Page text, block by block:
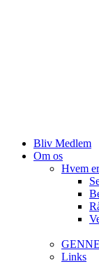
Bliv Medlem
Om os
Hvem
Links